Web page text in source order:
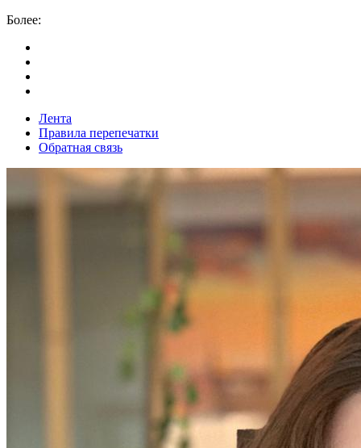
Более:
Лента
Правила перепечатки
Обратная связь